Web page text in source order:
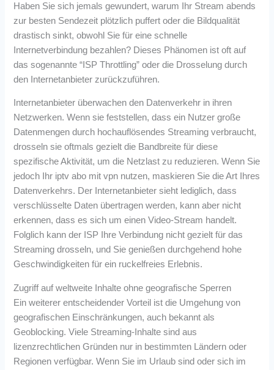
Haben Sie sich jemals gewundert, warum Ihr Stream abends
zur besten Sendezeit plötzlich puffert oder die Bildqualität
drastisch sinkt, obwohl Sie für eine schnelle
Internetverbindung bezahlen? Dieses Phänomen ist oft auf
das sogenannte “ISP Throttling” oder die Drosselung durch
den Internetanbieter zurückzuführen.
Internetanbieter überwachen den Datenverkehr in ihren
Netzwerken. Wenn sie feststellen, dass ein Nutzer große
Datenmengen durch hochauflösendes Streaming verbraucht,
drosseln sie oftmals gezielt die Bandbreite für diese
spezifische Aktivität, um die Netzlast zu reduzieren. Wenn Sie
jedoch Ihr iptv abo mit vpn nutzen, maskieren Sie die Art Ihres
Datenverkehrs. Der Internetanbieter sieht lediglich, dass
verschlüsselte Daten übertragen werden, kann aber nicht
erkennen, dass es sich um einen Video-Stream handelt.
Folglich kann der ISP Ihre Verbindung nicht gezielt für das
Streaming drosseln, und Sie genießen durchgehend hohe
Geschwindigkeiten für ein ruckelfreies Erlebnis.
Zugriff auf weltweite Inhalte ohne geografische Sperren
Ein weiterer entscheidender Vorteil ist die Umgehung von
geografischen Einschränkungen, auch bekannt als
Geoblocking. Viele Streaming-Inhalte sind aus
lizenzrechtlichen Gründen nur in bestimmten Ländern oder
Regionen verfügbar. Wenn Sie im Urlaub sind oder sich im